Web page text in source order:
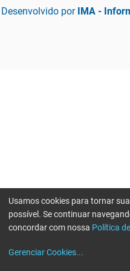
Desenvolvido por IMA -
Usamos cookies para tornar
possível. Se continuar
concordar com nossa Política
Gerenciar Cookies...
Erro ao enviar informações,